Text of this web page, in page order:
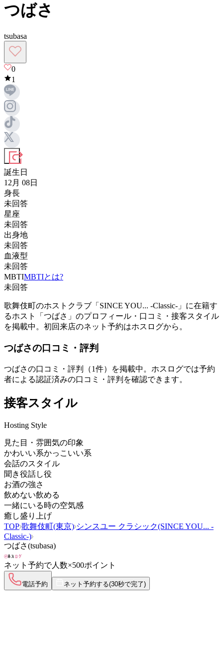
つばさ
tsubasa
0
1
誕生日
12月 08日
身長
未回答
星座
未回答
出身地
未回答
血液型
未回答
MBTIMBTIとは?
未回答
歌舞伎町のホストクラブ「SINCE YOU... -Classic-」に在籍す
るホスト「つばさ」のプロフィール・口コミ・接客スタイル
を掲載中。初回来店のネット予約はホスログから。
つばさの口コミ・評判
つばさの口コミ・評判（1件）を掲載中。ホスログでは予約
者による認証済みの口コミ・評判を確認できます。
接客スタイル
Hosting Style
見た目・雰囲気の印象
かわいい系かっこいい系
会話のスタイル
聞き役話し役
お酒の強さ
飲めない飲める
一緒にいる時の空気感
癒し盛り上げ
TOP 歌舞伎町(東京) シンスユー クラシック(SINCE YOU... -
Classic-)
つばさ(tsubasa)
ネット予約で人数×500ポイント
電話予約 ネット予約する(30秒で完了)